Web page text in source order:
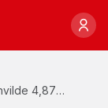
4,87